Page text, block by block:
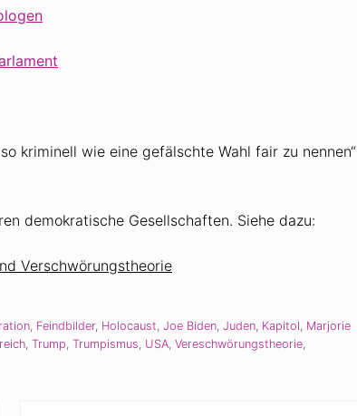
kriminell wie eine gefälschte Wahl fair zu nennen“
demokratische Gesellschaften. Siehe dazu:
Verschwörungstheorie
Feindbilder, Holocaust Joe Biden Juden Kapitol Marjorie
Trump Trumpismus USA Vereschwörungstheorie